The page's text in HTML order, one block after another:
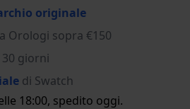
originale
Orologi sopra €150
giorni
di Swatch
18:00, spedito oggi.